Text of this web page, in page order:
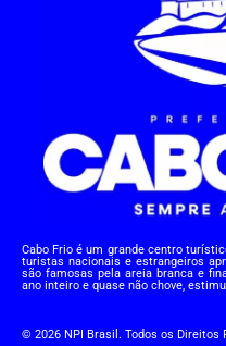
Cabo Frio é um grande centro
turistas nacionais e estrangeiros
são famosas pela areia branca e
ano inteiro e quase não chove,
© 2026 NPI Brasil. Todos os Direitos